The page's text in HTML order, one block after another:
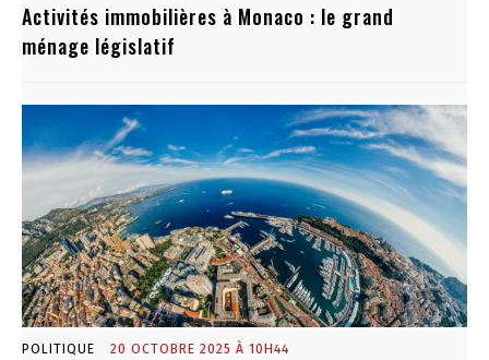
Activités immobilières à Monaco : le grand
ménage législatif
POLITIQUE 20 OCTOBRE 2025 À 10H44